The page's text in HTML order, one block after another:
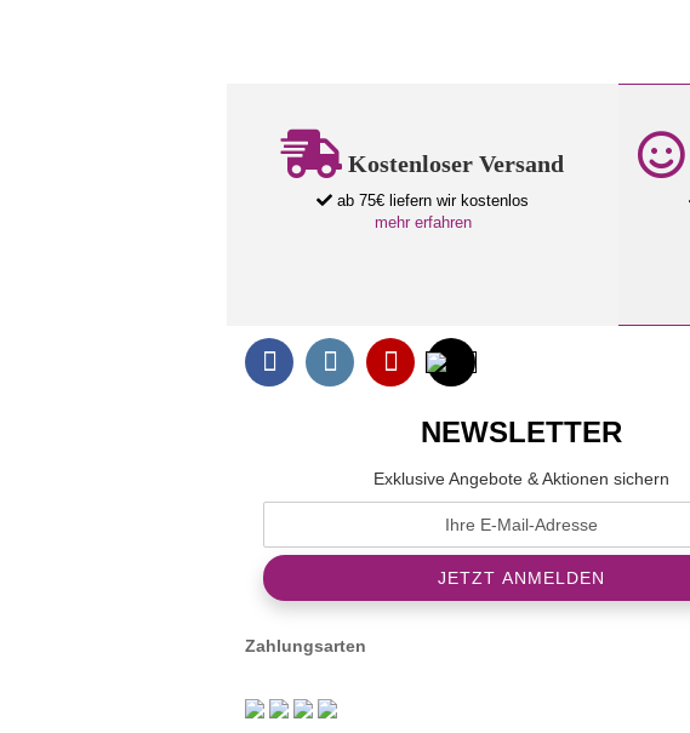
Kostenloser Versand
ab 75€ liefern wir kostenlos
mehr erfahren
NEWSLETTER
Exklusive Angebote & Aktionen sichern
Zahlungsarten